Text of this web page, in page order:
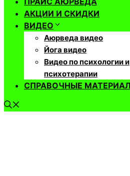
АКЦИИ И СКИДКИ
ВИДЕО
Аюрведа видео
Йога видео
Видео по психологии и
психотерапии
СПРАВОЧНЫЕ